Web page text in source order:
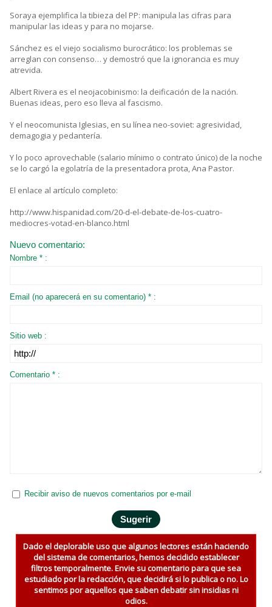
Soraya ejemplifica la tibieza del PP: manipula las cifras para
manipular las ideas y para no mojarse.
Sánchez es el viejo socialismo burocrático: los problemas se
arreglan con consenso… y demostró que la ignorancia es muy
atrevida.
Albert Rivera es el neojacobinismo: la deificación de la nación.
Buenas ideas, pero eso lleva al fascismo.
Y el neocomunista Iglesias, en su línea neo-soviet: agresividad,
demagogia y pedantería.
Y lo poco aprovechable (salario mínimo o contrato único) de la noche
se lo cargó la egolatría de la presentadora prota, Ana Pastor.
El enlace al artículo completo:
http://www.hispanidad.com/20-d-el-debate-de-los-cuatro-
mediocres-votad-en-blanco.html
Nuevo comentario:
Nombre * :
Email (no aparecerá en su comentario) * :
Sitio web :
Comentario * :
Recibir aviso de nuevos comentarios por e-mail
Dado el deplorable uso que algunos lectores están haciendo
del sistema de comentarios, hemos decidido establecer
filtros temporalmente. Envie su comentario para que sea
estudiado por la redacción, que decidirá si lo publica o no. Lo
sentimos por aquellos que saben debatir sin insidias ni
odios.